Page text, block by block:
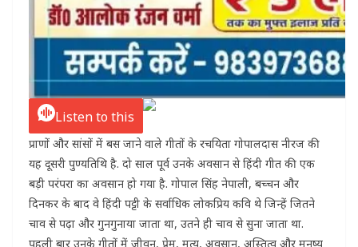
Listen to this
प्राणों और सांसों में बस जाने वाले गीतों के रचयिता गोपालदास नीरज की
यह दूसरी पुण्‍यतिथि है. दो साल पूर्व उनके अवसान से हिंदी गीत की एक
बड़ी परंपरा का अवसान हो गया है. गोपाल सिंह नेपाली, बच्चन और
दिनकर के बाद वे हिंदी पट्टी के सर्वाधिक लोकप्रिय कवि थे जिन्हें जितने
चाव से पढ़ा और गुनगुनाया जाता था, उतने ही चाव से सुना जाता था.
पहली बार उनके गीतों में जीवन, प्रेम, मृत्यु, अवसान, अस्तित्व और मनुष्य